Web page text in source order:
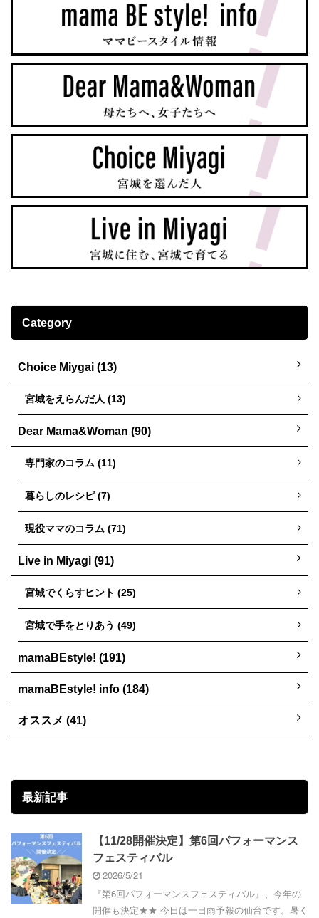
Category
Choice Miygai (13)
宮城をえらんだ人 (13)
Dear Mama&Woman (90)
専門家のコラム (11)
暮らしのレシピ (7)
現役ママのコラム (71)
Live in Miyagi (91)
宮城でくらすヒント (25)
宮城で手をとりあう (49)
mamaBEstyle! (191)
mamaBEstyle! info (184)
オススメ (41)
最新記事
【11/28開催決定】第6回パフォーマンス
フェスティバル
2026/5/21
『第6回パフォーマンスフェスティバル』、今年の
開催も決定★★ 今日は一日雨予報の仙台です。暑く